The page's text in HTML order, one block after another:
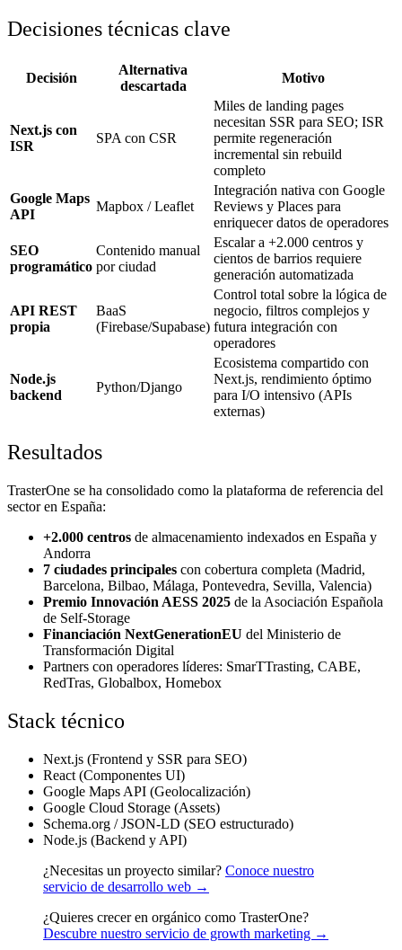
Decisiones técnicas clave
Decisión
Alternativa
descartada
Motivo
Next.js con
ISR
SPA con CSR
Miles de landing pages
necesitan SSR para SEO; ISR
permite regeneración
incremental sin rebuild
completo
Google Maps
API
Mapbox / Leaflet
Integración nativa con Google
Reviews y Places para
enriquecer datos de operadores
SEO
programático
Contenido manual
por ciudad
Escalar a +2.000 centros y
cientos de barrios requiere
generación automatizada
API REST
propia
BaaS
(Firebase/Supabase)
Control total sobre la lógica de
negocio, filtros complejos y
futura integración con
operadores
Node.js
backend
Python/Django
Ecosistema compartido con
Next.js, rendimiento óptimo
para I/O intensivo (APIs
externas)
Resultados
TrasterOne se ha consolidado como la plataforma de referencia del
sector en España:
+2.000 centros de almacenamiento indexados en España y
Andorra
7 ciudades principales con cobertura completa (Madrid,
Barcelona, Bilbao, Málaga, Pontevedra, Sevilla, Valencia)
Premio Innovación AESS 2025 de la Asociación Española
de Self-Storage
Financiación NextGenerationEU del Ministerio de
Transformación Digital
Partners con operadores líderes: SmarTTrasting, CABE,
RedTras, Globalbox, Homebox
Stack técnico
Next.js (Frontend y SSR para SEO)
React (Componentes UI)
Google Maps API (Geolocalización)
Google Cloud Storage (Assets)
Schema.org / JSON-LD (SEO estructurado)
Node.js (Backend y API)
¿Necesitas un proyecto similar? Conoce nuestro
servicio de desarrollo web →
¿Quieres crecer en orgánico como TrasterOne?
Descubre nuestro servicio de growth marketing →